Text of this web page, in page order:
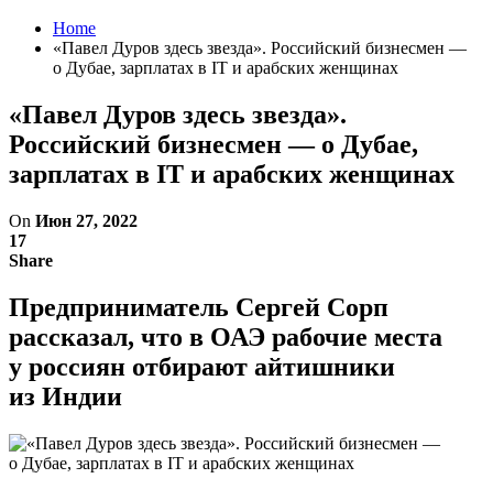
Home
«Павел Дуров здесь звезда». Российский бизнесмен —
о Дубае, зарплатах в IT и арабских женщинах
«Павел Дуров здесь звезда».
Российский бизнесмен — о Дубае,
зарплатах в IT и арабских женщинах
On Июн 27, 2022
17
Share
Предприниматель Сергей Сорп
рассказал, что в ОАЭ рабочие места
у россиян отбирают айтишники
из Индии